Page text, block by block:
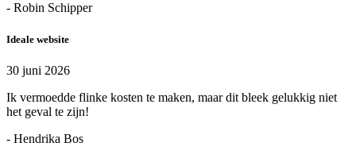
- Robin Schipper
Ideale website
30 juni 2026
Ik vermoedde flinke kosten te maken, maar dit bleek gelukkig niet
het geval te zijn!
- Hendrika Bos